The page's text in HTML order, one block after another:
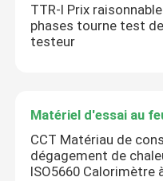
TTR-I Prix
phases tourne test
testeur
Matériel d'essai au
CCT Matériau de
dégagement de
ISO5660 Calorimètre